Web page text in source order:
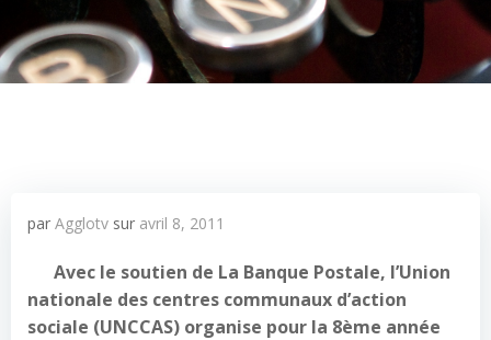
par Agglotv sur avril 8, 2011
Avec le soutien de La Banque Postale, l’Union
nationale des centres communaux d’action
sociale (UNCCAS) organise pour la 8ème année